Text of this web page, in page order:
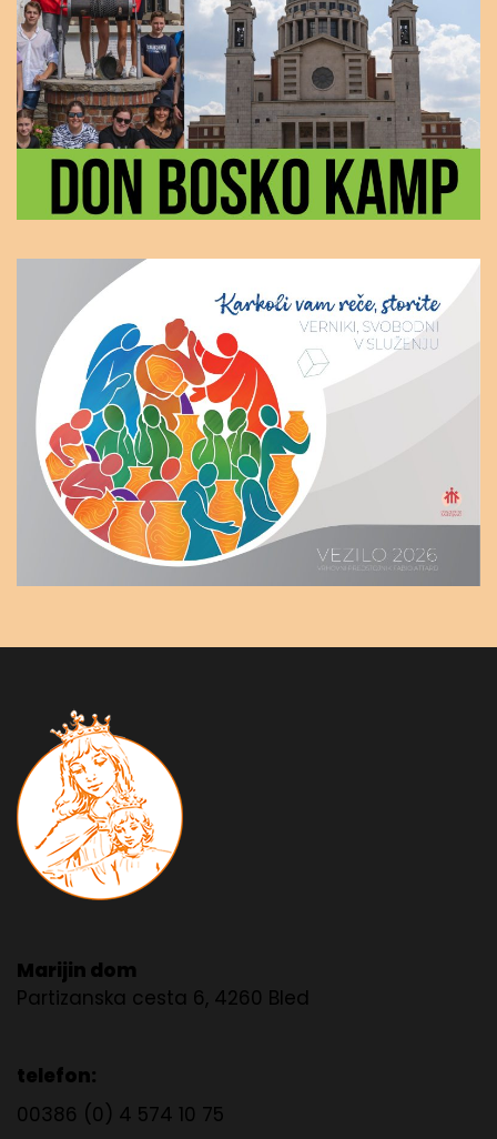
Marijin dom
Partizanska cesta 6, 4260 Bled
telefon:
00386 (0) 4 574 10 75